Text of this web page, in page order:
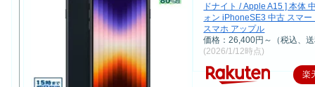
ドナイト / Apple A15 ] 本体
ォン iPhoneSE3 中古 スマー
スマホ アップル
価格：26,400円～（税込、
(2026/1/12時点)
楽